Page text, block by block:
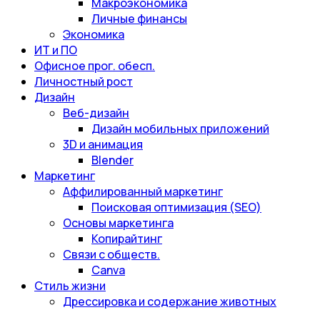
Личные финансы
Экономика
ИТ и ПО
Офисное прог. обесп.
Личностный рост
Дизайн
Веб-дизайн
Дизайн мобильных приложений
3D и анимация
Blender
Маркетинг
Аффилированный маркетинг
Поисковая оптимизация (SEO)
Основы маркетинга
Копирайтинг
Связи с обществ.
Canva
Стиль жизни
Дрессировка и содержание животных